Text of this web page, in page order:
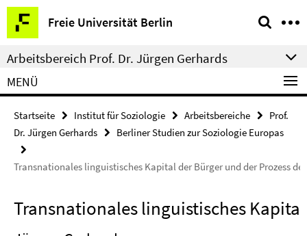
Springe
direkt
zu
Inhalt
Freie Universität Berlin
Service-
Navigation
Arbeitsbereich Prof. Dr. Jürgen Gerhards
MENÜ
Startseite Institut für Soziologie Arbeitsbereiche
Prof.
Dr. Jürgen Gerhards
Berliner Studien zur Soziologie Europas
Transnationales linguistisches Kapital der Bürger und der Prozess
Transnationales linguistisches